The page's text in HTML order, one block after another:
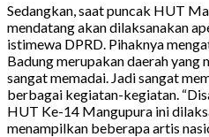
Sedangkan, saat puncak HUT
mendatang akan dilaksanakan
istimewa DPRD. Pihaknya
Badung merupakan daerah
sangat memadai. Jadi sangat
berbagai kegiatan-kegiatan.
HUT Ke-14 Mangupura ini
menampilkan beberapa artis